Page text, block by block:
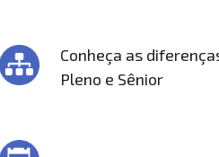
Conheça as
Pleno e Sênior